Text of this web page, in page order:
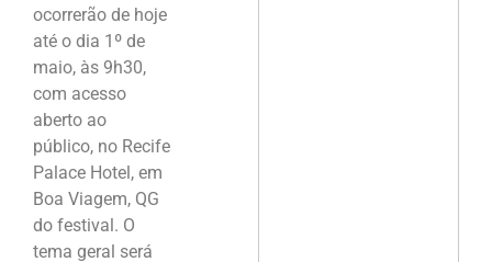
ocorrerão de hoje
até o dia 1º de
maio, às 9h30,
com acesso
aberto ao
público, no Recife
Palace Hotel, em
Boa Viagem, QG
do festival. O
tema geral será